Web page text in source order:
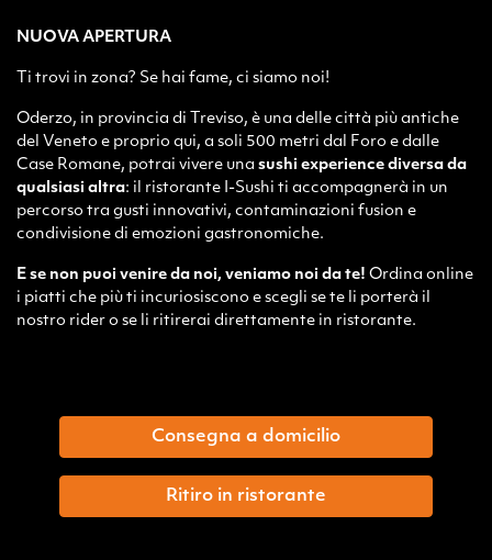
NUOVA APERTURA
Ti trovi in zona? Se hai fame, ci siamo noi!
Oderzo, in provincia di Treviso, è una delle città più antiche
del Veneto e proprio qui, a soli 500 metri dal Foro e dalle
Case Romane, potrai vivere una sushi experience diversa da
qualsiasi altra: il ristorante I-Sushi ti accompagnerà in un
percorso tra gusti innovativi, contaminazioni fusion e
condivisione di emozioni gastronomiche.
E se non puoi venire da noi, veniamo noi da te! Ordina online
i piatti che più ti incuriosiscono e scegli se te li porterà il
nostro rider o se li ritirerai direttamente in ristorante.
Consegna a domicilio
Ritiro in ristorante